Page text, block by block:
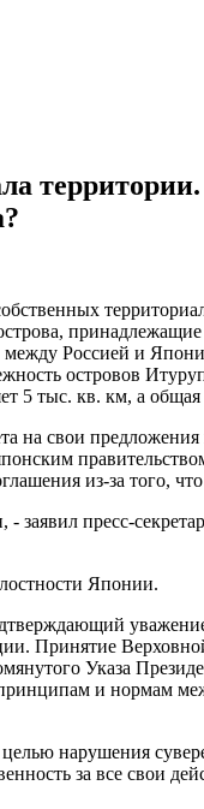
Россией и
островов
5 тыс. кв. км, а
свои предложения
из-за того,
пресс-
Японии.
Принятие
Указа
и нормам
нарушения
за все свои